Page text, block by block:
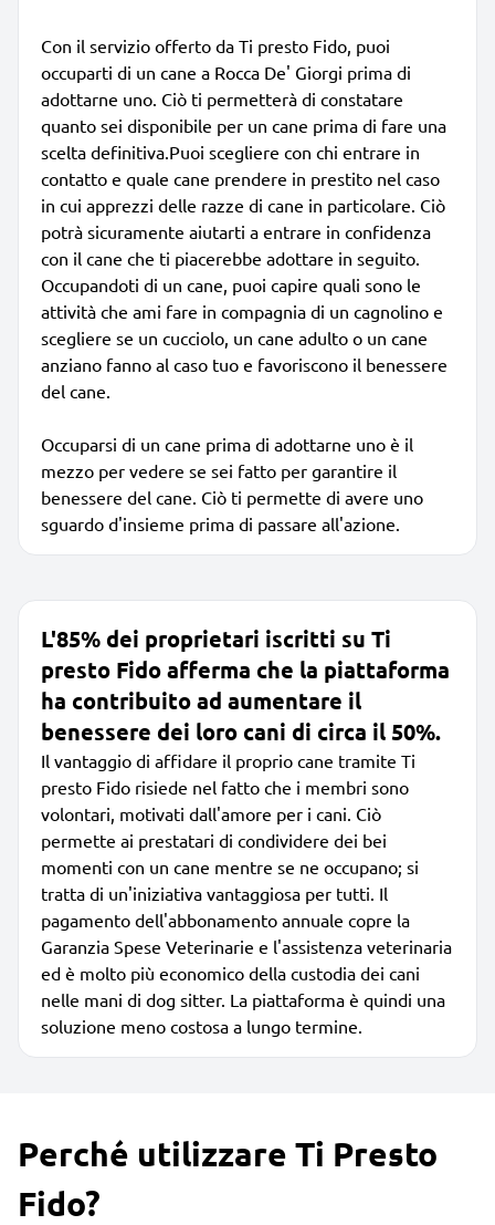
Con il servizio offerto da Ti presto Fido, puoi
occuparti di un cane a Rocca De' Giorgi prima di
adottarne uno. Ciò ti permetterà di constatare
quanto sei disponibile per un cane prima di fare una
scelta definitiva.Puoi scegliere con chi entrare in
contatto e quale cane prendere in prestito nel caso
in cui apprezzi delle razze di cane in particolare. Ciò
potrà sicuramente aiutarti a entrare in confidenza
con il cane che ti piacerebbe adottare in seguito.
Occupandoti di un cane, puoi capire quali sono le
attività che ami fare in compagnia di un cagnolino e
scegliere se un cucciolo, un cane adulto o un cane
anziano fanno al caso tuo e favoriscono il benessere
del cane.
Occuparsi di un cane prima di adottarne uno è il
mezzo per vedere se sei fatto per garantire il
benessere del cane. Ciò ti permette di avere uno
sguardo d'insieme prima di passare all'azione.
L'85% dei proprietari iscritti su Ti
presto Fido afferma che la piattaforma
ha contribuito ad aumentare il
benessere dei loro cani di circa il 50%.
Il vantaggio di affidare il proprio cane tramite Ti
presto Fido risiede nel fatto che i membri sono
volontari, motivati dall'amore per i cani. Ciò
permette ai prestatari di condividere dei bei
momenti con un cane mentre se ne occupano; si
tratta di un'iniziativa vantaggiosa per tutti. Il
pagamento dell'abbonamento annuale copre la
Garanzia Spese Veterinarie e l'assistenza veterinaria
ed è molto più economico della custodia dei cani
nelle mani di dog sitter. La piattaforma è quindi una
soluzione meno costosa a lungo termine.
Perché utilizzare Ti Presto
Fido?